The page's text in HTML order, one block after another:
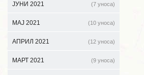
ЈУНИ 2021 (7 уноса)
МАЈ 2021 (10 уноса)
АПРИЛ 2021 (12 уноса)
МАРТ 2021 (9 уноса)